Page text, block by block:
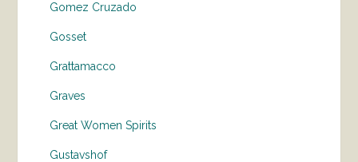
Gomez Cruzado
Gosset
Grattamacco
Graves
Great Women Spirits
Gustavshof